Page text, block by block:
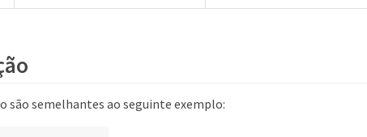
são semelhantes ao seguinte exemplo: